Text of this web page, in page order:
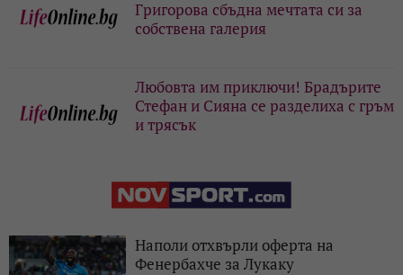
Григорова сбъдна мечтата си за
собствена галерия
Любовта им приключи! Брадърите
Стефан и Сияна се разделиха с гръм
и трясък
Наполи отхвърли оферта на
Фенербахче за Лукаку